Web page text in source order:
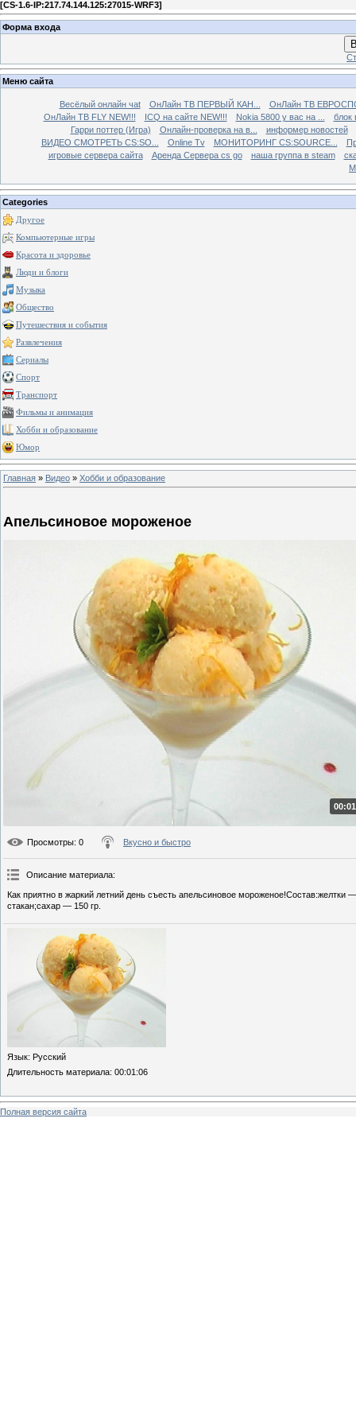
[CS-1.6-IP:217.74.144.125:27015-WRF3]
Форма входа
Меню сайта
Весёлый онлайн чаt ОнЛайн ТВ ПЕРВЫЙ КАН...
ОнЛайн ТВ
ОнЛайн ТВ FLY NEW!!!
ICQ на сайте NEW!!! Nokia 5800 у вас на ...
блок
Гарри поттер (Игра)
Онлайн-проверка на в...
информер новостей
ВИДЕО СМОТРЕТЬ CS:SO...
Online Tv МОНИТОРИНГ CS:SOURCE...
игровые сервера сайта
Аренда Сервера cs go наша группа в steam
Categories
Другое
Компьютерные игры
Красота и здоровье
Люди и блоги
Музыка
Общество
Путешествия и события
Развлечения
Сериалы
Спорт
Транспорт
Фильмы и анимация
Хобби и образование
Юмор
Главная » Видео » Хобби и образование
Апельсиновое мороженое
Просмотры: 0 Вкусно и быстро
Описание материала:
Как приятно в жаркий летний день съесть апельсиновое
стакан;сахар — 150 гр.
Язык: Русский
Длительность материала: 00:01:06
Полная версия сайта